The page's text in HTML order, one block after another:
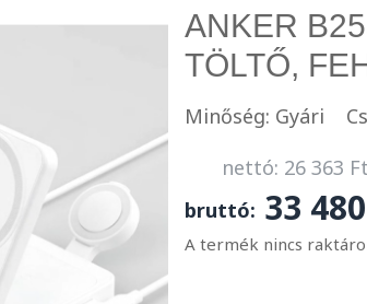
ANKER
TÖLTŐ,
Minőség: Gyári
nettó: 26 363 Ft
bruttó: 33
A termék nincs